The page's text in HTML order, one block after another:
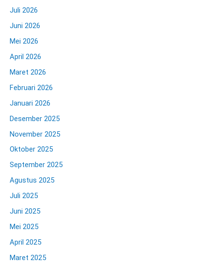
Juli 2026
Juni 2026
Mei 2026
April 2026
Maret 2026
Februari 2026
Januari 2026
Desember 2025
November 2025
Oktober 2025
September 2025
Agustus 2025
Juli 2025
Juni 2025
Mei 2025
April 2025
Maret 2025